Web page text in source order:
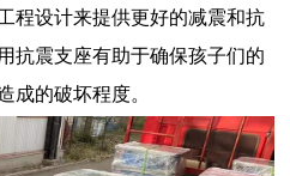
程设计来提供更好的减震和抗
抗震支座有助于确保孩子们的
成的破坏程度。